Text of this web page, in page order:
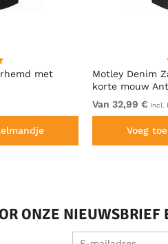
met
Motley Denim
korte mouw
Van 32,99 € Incl.
Voeg
ONZE NIEUWSBRIEF